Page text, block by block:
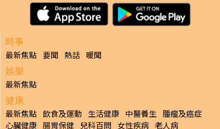
時事
最新焦點 要聞 熱話 暖聞
娛樂
最新焦點
健康
最新焦點 飲食及運動 生活健康 中醫養生 腫瘤及癌症
心臟健康 腸胃保健 兒科百問 女性疾病 老人病